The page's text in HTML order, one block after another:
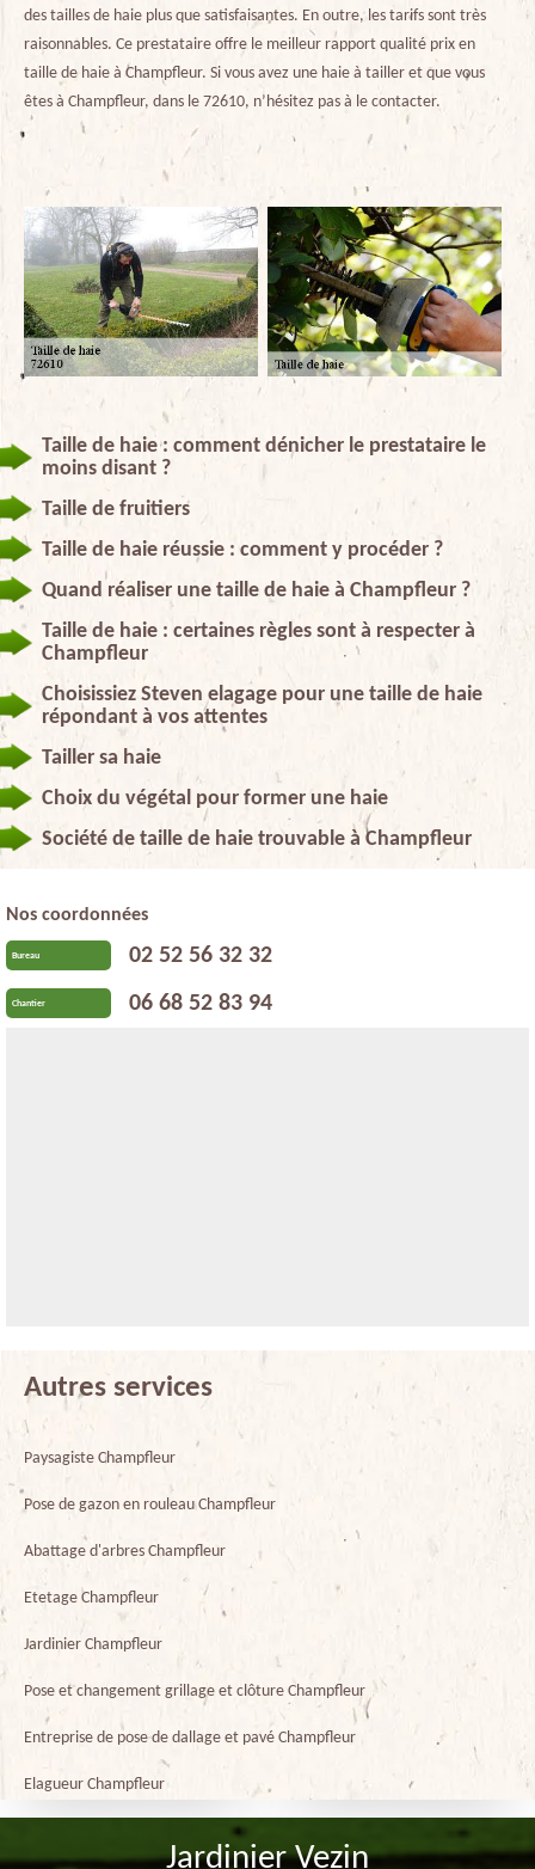
des tailles de haie plus que satisfaisantes. En outre, les tarifs sont très
raisonnables. Ce prestataire offre le meilleur rapport qualité prix en
taille de haie à Champfleur. Si vous avez une haie à tailler et que vous
êtes à Champfleur, dans le 72610, n’hésitez pas à le contacter.
Taille de haie : comment dénicher le prestataire le
moins disant ?
Taille de fruitiers
Taille de haie réussie : comment y procéder ?
Quand réaliser une taille de haie à Champfleur ?
Taille de haie : certaines règles sont à respecter à
Champfleur
Choisissiez Steven elagage pour une taille de haie
répondant à vos attentes
Tailler sa haie
Choix du végétal pour former une haie
Société de taille de haie trouvable à Champfleur
Nos coordonnées
Bureau 02 52 56 32 32
Chantier 06 68 52 83 94
Autres services
Paysagiste Champfleur
Pose de gazon en rouleau Champfleur
Abattage d'arbres Champfleur
Etetage Champfleur
Jardinier Champfleur
Pose et changement grillage et clôture Champfleur
Entreprise de pose de dallage et pavé Champfleur
Elagueur Champfleur
Jardinier Vezin